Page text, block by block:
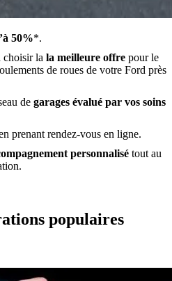
50%*.
choisir la la meilleure offre pour le
de roues de votre Ford près
de garages évalué par vos soins
prenant rendez-vous en ligne.
personnalisé tout au
populaires